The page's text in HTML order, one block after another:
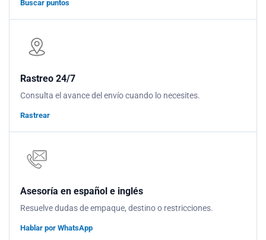
Buscar puntos
Rastreo 24/7
Consulta el avance del envío cuando lo necesites.
Rastrear
Asesoría en español e inglés
Resuelve dudas de empaque, destino o restricciones.
Hablar por WhatsApp